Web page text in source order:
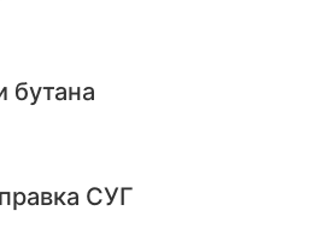
бутана
СУГ